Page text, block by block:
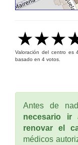
Valoración del centro es
basado en 4 votos.
Antes de
necesario ir
renovar el
médicos